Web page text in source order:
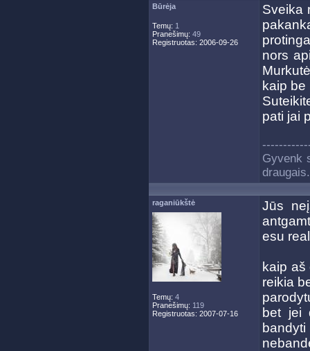
Būrėja
Temų: 1
Pranešimų: 49
Registruotas: 2006-09-26
Sveika
nors
kaip
pati jai
Gyvenk
draugais.
raganiūkštė
Temų: 4
Pranešimų: 119
Registruotas: 2007-07-16
Jūs
esu
kaip
reikia
bet jei